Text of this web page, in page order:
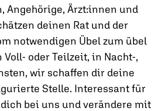
Angehörige, Ärzt:innen und
deinen Rat und der
notwendigen Übel zum übel
Voll- oder Teilzeit, in Nacht-,
wir schaffen dir deine
Stelle. Interessant für
bei uns und verändere mit